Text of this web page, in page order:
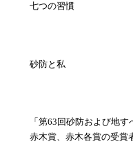
七つの習慣
砂防と私
「第63回砂防および地
赤木賞、赤木各賞の受賞